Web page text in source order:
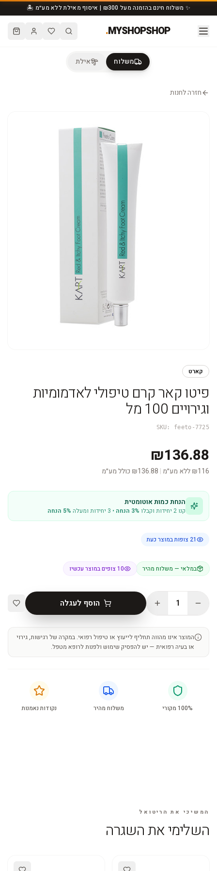
✨ משלוח חינם בהזמנה מעל ₪300 | איסוף מאילת ללא מע״מ 🏝️
MYSHOPSHOP
.
משלוח אילת
חזרה לחנות
קארט
פיטו קאר קרם טיפולי לאדמומיות
וגירויים 100 מל
SKU: feeto-7725
₪136.88
₪116 ללא מע״מ |
136.88 כולל מע״מ
הנחת כמות אוטומטית
קנו 2 יחידות וקבלו 3% הנחה • 3 יחידות ומעלה 5% הנחה
21 צופות במוצר כעת
במלאי — משלוח מהיר 10 צופים במוצר עכשיו
1 הוסף לעגלה
המוצר אינו מהווה תחליף לייעוץ או טיפול רפואי. במקרה של רגישות, גירוי
או בעיה רפואית — יש להפסיק שימוש ולפנות לרופא מטפל.
100% מקורי משלוח מהיר נקודות נאמנות
המשיכי את הריטואל
השלימי את השגרה